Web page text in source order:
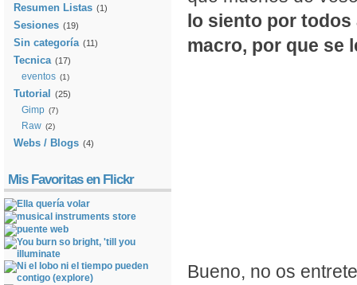
lo siento por todos
macro, por que se
Bueno, no os
Resumen Listas (1)
Sesiones (19)
Sin categoría (11)
Tecnica (17)
eventos (1)
Tutorial (25)
Gimp (7)
Raw (2)
Webs / Blogs (4)
Mis Favoritas en Flickr